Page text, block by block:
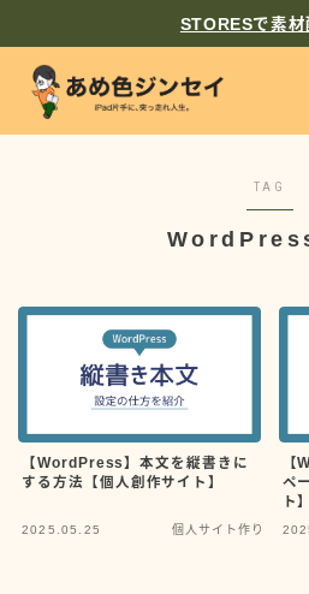
STORESで素材
MENU
iPadで同人原稿 Pages
prose
飴（あめ）
書くことが好きな一般人
TAG
【WordPress】本文を縦書きに
する方法【個人創作サイト】
2025.05.25 個人サイト作り
【
ペ
ト】